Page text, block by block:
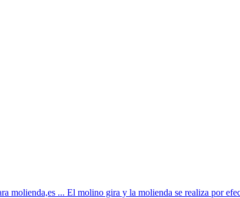
molienda,es ... El molino gira y la molienda se realiza por